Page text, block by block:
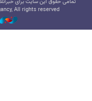
تمامی حقوق این سایت برای
All rights reserved